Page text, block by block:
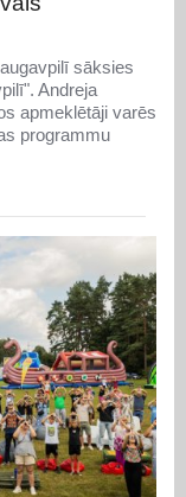
sāksies
Andreja
apmeklētāji varēs
programmu